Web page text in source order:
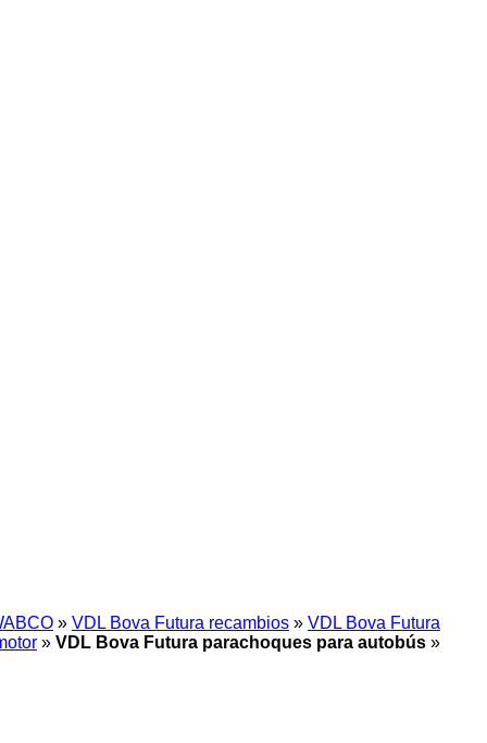
» VDL Bova Futura recambios » VDL Bova Futura
» VDL Bova Futura parachoques para autobús »